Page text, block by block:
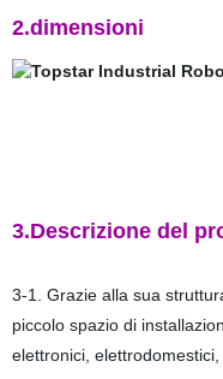
2.dimensioni
3.Descrizione del
3-1. Grazie alla sua
piccolo spazio di
elettronici,